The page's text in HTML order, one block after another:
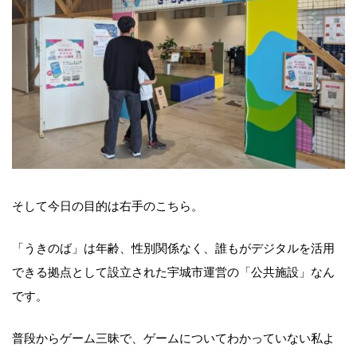
そして今日の目的は右手のこちら。
「うきのば」は年齢、性別関係なく、誰もがデジタルを活用
できる拠点として設立された宇城市運営の「公共施設」なん
です。
普段からゲーム三昧で、ゲームについてわかっていない私よ